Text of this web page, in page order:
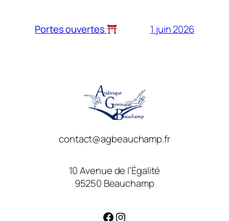
Portes ouvertes 1 juin 2026
contact@agbeauchamp.fr
10 Avenue de l’Égalité
95250 Beauchamp
Facebook
Instagram